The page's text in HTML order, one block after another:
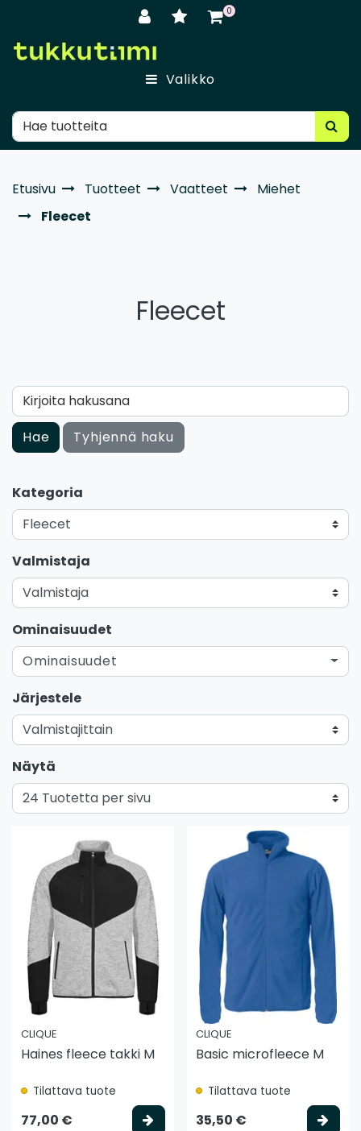
0
Valikko
Etusivu Tuotteet Vaatteet
Miehet
Fleecet
Fleecet
Kirjoita hakusana
Hae Tyhjennä haku
Kategoria
Valmistaja
Ominaisuudet
Ominaisuudet
Järjestele
Näytä
CLIQUE
Haines fleece takki M
Tilattava tuote
77,00 € Valitse vaihtoehto
CLIQUE
Basic microfleece M
Tilattava tuote
35,50 €